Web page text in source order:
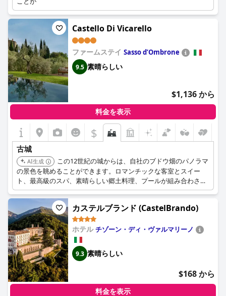
Castello Di Vicarello
ファームステイ Sasso dʼOmbrone
9.5 素晴らしい
$1,136 から
料金を表示
$
古城
AI生成
この12世紀の城からは、自社のブドウ畑のパノラマ
の景色を眺めることができます。ロマンチックな客室とスイー
ト、最高級のスパ、素晴らしい郷土料理、プールが組み合わさ
り、素晴らしく田舎の体験ができます。その環境とアメニティ
は、完璧なロマンチックな逃避行になります。
カステルブランド (CastelBrando)
ホテルチゾーン・ディ・ヴァルマリーノ
9.3 素晴らしい
$168 から
料金を表示